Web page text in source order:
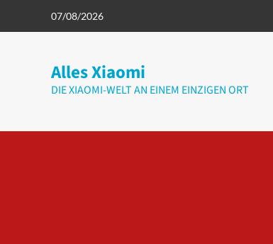
07/08/2026
Alles Xiaomi
DIE XIAOMI-WELT AN EINEM EINZIGEN ORT